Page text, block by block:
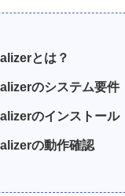
とは？
のシステム要件
のインストール
の動作確認